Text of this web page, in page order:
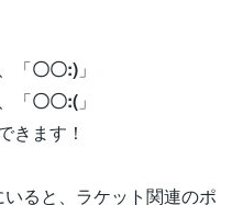
「〇〇:) 」
「〇〇:( 」
きます！
ると、ラケット関連のポ